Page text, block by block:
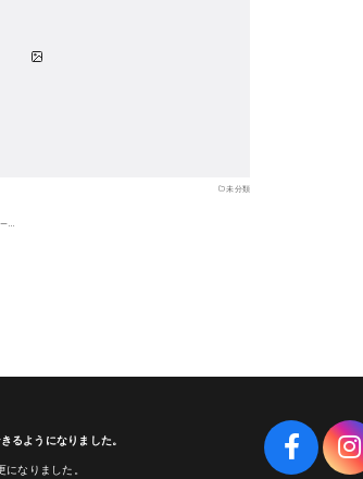
未分類
ー…
るようになりました。
なりました。